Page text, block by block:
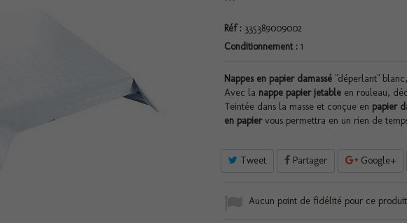
Réf : 335389009002
Conditionnement : 1
Nappes en papier damassé"déperlant" blanc,
Avec la nappe papier jetableen rouleau,
Teintée dans la masse et conçue en papier
en papiervous permettra en un rien de
Tweet Partager Google+
Aucun point de fidélité pour ce